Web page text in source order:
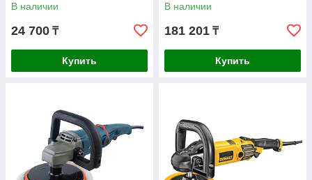
В наличии
24 700 ₸
Купить
В наличии
181 201 ₸
Купить